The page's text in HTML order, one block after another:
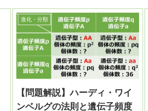
進化・分類
【問題解説】ハーディ・ワイ
ンベルグの法則と遺伝子頻度